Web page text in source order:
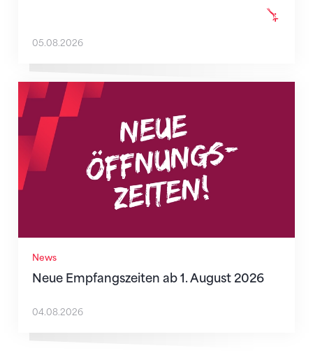
05.08.2026
News
Neue Empfangszeiten ab 1. August 2026
Neue Empfangszeiten ab 1. August 2026
04.08.2026